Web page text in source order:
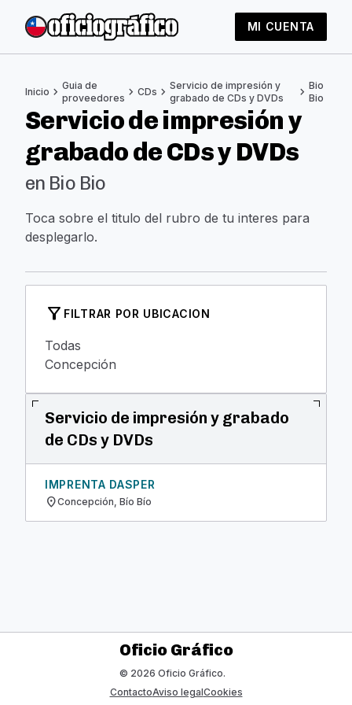
MI CUENTA
Inicio chevron_right Guia de
proveedores chevron_right CDs chevron_right Servicio de impresión y
grabado de CDs y DVDs
chevron_rightBio
Bio
Servicio de impresión y
grabado de CDs y DVDs
en Bio Bio
Toca sobre el titulo del rubro de tu interes para
desplegarlo.
filter_alt FILTRAR POR UBICACION
Todas
Concepción
Servicio de impresión y grabado
de CDs y DVDs
IMPRENTA DASPER
location_onConcepción, Bío Bío
Oficio Gráfico
© 2026 Oficio Gráfico.
ContactoAviso legalCookies